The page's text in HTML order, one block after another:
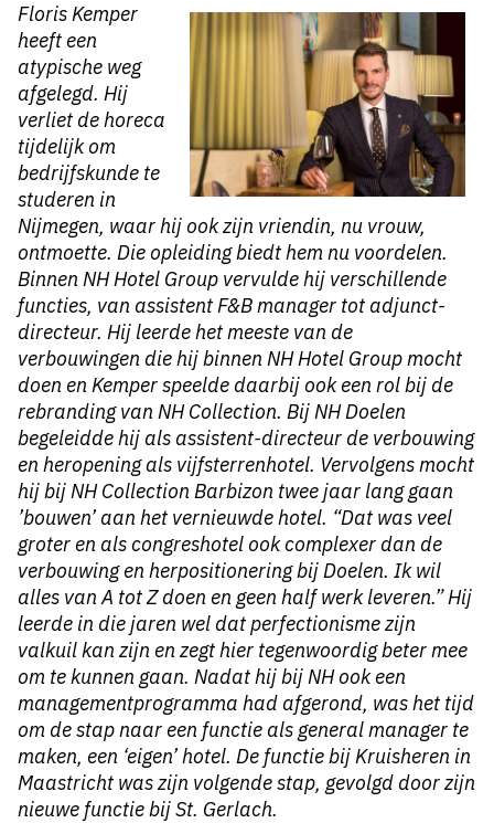
​Floris Kemper
heeft een
atypische weg
afgelegd. Hij
verliet de horeca
tijdelijk om
bedrijfskunde te
studeren in
Nijmegen, waar hij ook zijn vriendin, nu vrouw,
ontmoette. Die opleiding biedt hem nu voordelen.
Binnen NH Hotel Group vervulde hij verschillende
functies, van assistent F&B manager tot adjunct-
directeur. Hij leerde het meeste van de
verbouwingen die hij binnen NH Hotel Group mocht
doen en Kemper speelde daarbij ook een rol bij de
rebranding van NH Collection. Bij NH Doelen
begeleidde hij als assistent-directeur de verbouwing
en heropening als vijfsterrenhotel. Vervolgens mocht
hij bij NH Collection Barbizon twee jaar lang gaan
’bouwen’ aan het vernieuwde hotel. “Dat was veel
groter en als congreshotel ook complexer dan de
verbouwing en herpositionering bij Doelen. Ik wil
alles van A tot Z doen en geen half werk leveren.” Hij
leerde in die jaren wel dat perfectionisme zijn
valkuil kan zijn en zegt hier tegenwoordig beter mee
om te kunnen gaan. Nadat hij bij NH ook een
managementprogramma had afgerond, was het tijd
om de stap naar een functie als general manager te
maken, een ‘eigen’ hotel. De functie bij Kruisheren in
Maastricht was zijn volgende stap, gevolgd door zijn
nieuwe functie bij St. Gerlach.